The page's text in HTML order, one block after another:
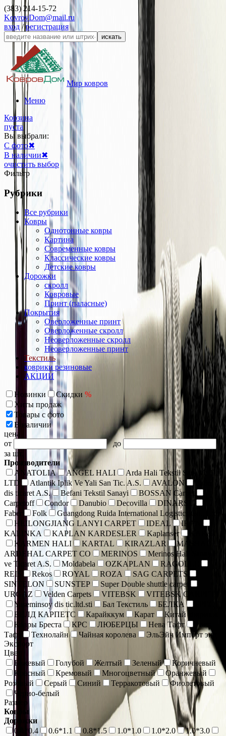
(383) 214-15-72
KovrovDom@mail.ru
вход /регистрация
искать
Мир ковров
Меню
Корзина
пуста
Вы выбрали:
С фото✖
В наличии✖
очистить выбор
Фильтр
Рубрики
Все рубрики
Ковры
Однотонные ковры
Картина
Современные ковры
Классические ковры
Детские ковры
Дорожки
скролл
Ковровые
Принт (паласные)
Покрытия
Оверложенные принт
Оверложенные скролл
Неоверложенные скролл
Неоверложенные принт
Текстиль
коврики резиновые
АКЦИИ
Новинки Скидки %
Хиты продаж
Товары с фото
В наличии
цена
от
до
за шт.
Производители
ANATOLIA
ANGEL HALI
Arda Hali Tekstil San. Ve Tic.
LTD
Atlantik Iplik Ve Yali San Tic. A.S. AVALON
Bade
dis ticaret A.S.
Befani Tekstil Sanayi
BOSSAN Carpet
Carpetoff
Condor Danubio Decovilla
DINARSU
Faber
Folk
Guangdong Ruida International Logistics Co., Ltd.
HEILONGJIANG LANYI CARPET
IDEAL
IRAN
KALINKA
KAPLAN KARDESLER Kaplanser
KARAT
KARMEN HALI
KARTAL KIRAZLAR
MASHAD
ARDEHAL CARPET CO
MERINOS
Merinos Hall Sanayi
ve Ticaret A.S.
Moldabela OZKAPLAN
RAGOLLE
REIS
Rekos ROYAL ROZA
SAG CARPETS
SINTELON
SUNSTEP
Super Double shuttle carpet
URGAZ
Velden Carpets VITEBSK
VITEBSK CARPETS
Yaseminsoy dis tic.ltd.sti
Бал Текстиль БЕЛКА
ВЕЛД КАРПЕТС
Карайккум Карат
Китай коврики
Ковры Бреста
КРС ЛЮБЕРЦЫ Нева Тафт
Роял
Тафт
Технолайн Чайная королева
ЭльЭйч Импорт энд
Экспорт
Цвет
Бежевый
Голубой Желтый Зеленый
Коричневый
Красный
Кремовый Многоцветный
Оранжевый
Розовый
Серый Синий Терракотовый
Фиолетовый
Черно-белый
Размер
Ковры
Дорожки
0.4*0.4
0.6*1.1 0.8*1.5 1.0*1.0 1.0*2.0
1.0*3.0